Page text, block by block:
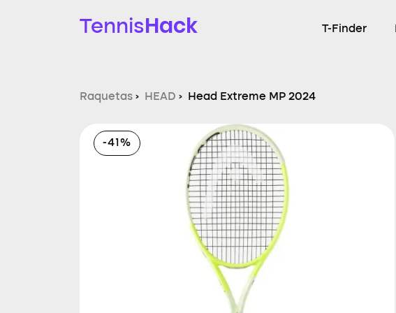
TennisHack T-Finder
Raquetas › HEAD › Head Extreme MP 2024
-41%